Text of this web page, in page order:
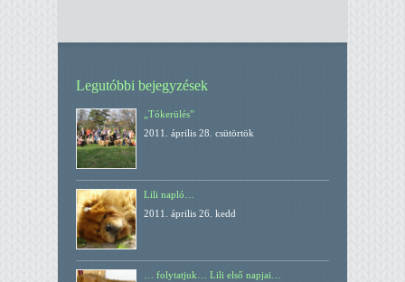
Legutóbbi bejegyzések
„Tókerülés”
2011. április 28. csütörtök
Lili napló…
2011. április 26. kedd
… folytatjuk… Lili első napjai…